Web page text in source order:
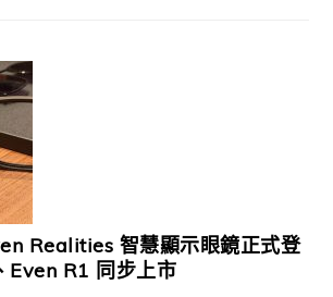
Realities 智慧顯示眼鏡正式登
Even R1 同步上市